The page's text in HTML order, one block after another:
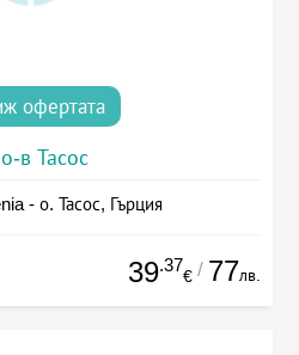
офертата
о-в Тасос
- о. Тасос, Гърция
39.37
€ / 77лв.